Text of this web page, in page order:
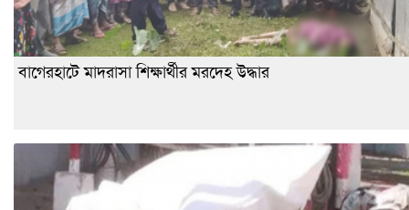
বাগেরহাটে মাদরাসা শিক্ষার্থীর মরদেহ উদ্ধার